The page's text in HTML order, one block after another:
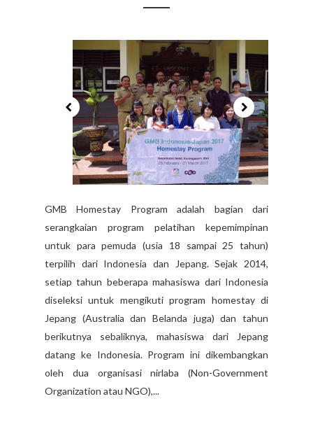
GMB Homestay Program adalah bagian dari
serangkaian program pelatihan kepemimpinan
untuk para pemuda (usia 18 sampai 25 tahun)
terpilih dari Indonesia dan Jepang. Sejak 2014,
setiap tahun beberapa mahasiswa dari Indonesia
diseleksi untuk mengikuti program homestay di
Jepang (Australia dan Belanda juga) dan tahun
berikutnya sebaliknya, mahasiswa dari Jepang
datang ke Indonesia. Program ini dikembangkan
oleh dua organisasi nirlaba (Non-Government
Organization atau NGO),...